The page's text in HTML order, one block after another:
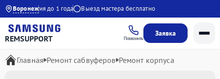
Воронеж
Гарантия до 1 года Выезд мастера бесплатно
REMSUPPORT Позвонить
Заявка
Главная Ремонт сабвуферов Ремонт корпуса